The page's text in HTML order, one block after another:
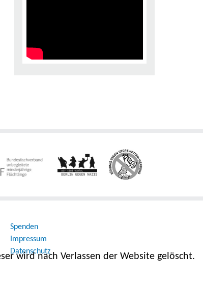
Spenden
Impressum
Datenschutz
wird nach Verlassen der Website gelöscht.